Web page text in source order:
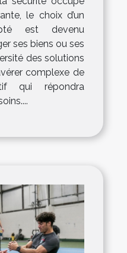
le choix d’un
est devenu
ses biens ou ses
des solutions
complexe de
qui répondra